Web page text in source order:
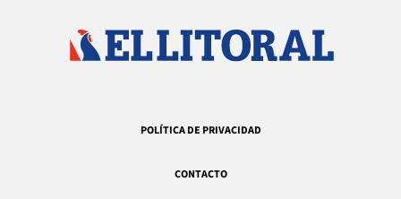
POLÍTICA DE PRIVACIDAD
CONTACTO